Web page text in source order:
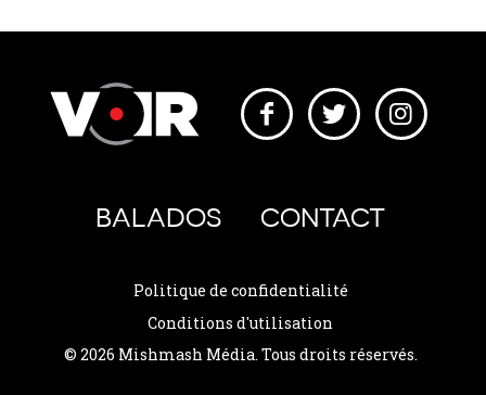
BALADOS CONTACT
Politique de confidentialité
Conditions d'utilisation
© 2026 Mishmash Média. Tous droits réservés.